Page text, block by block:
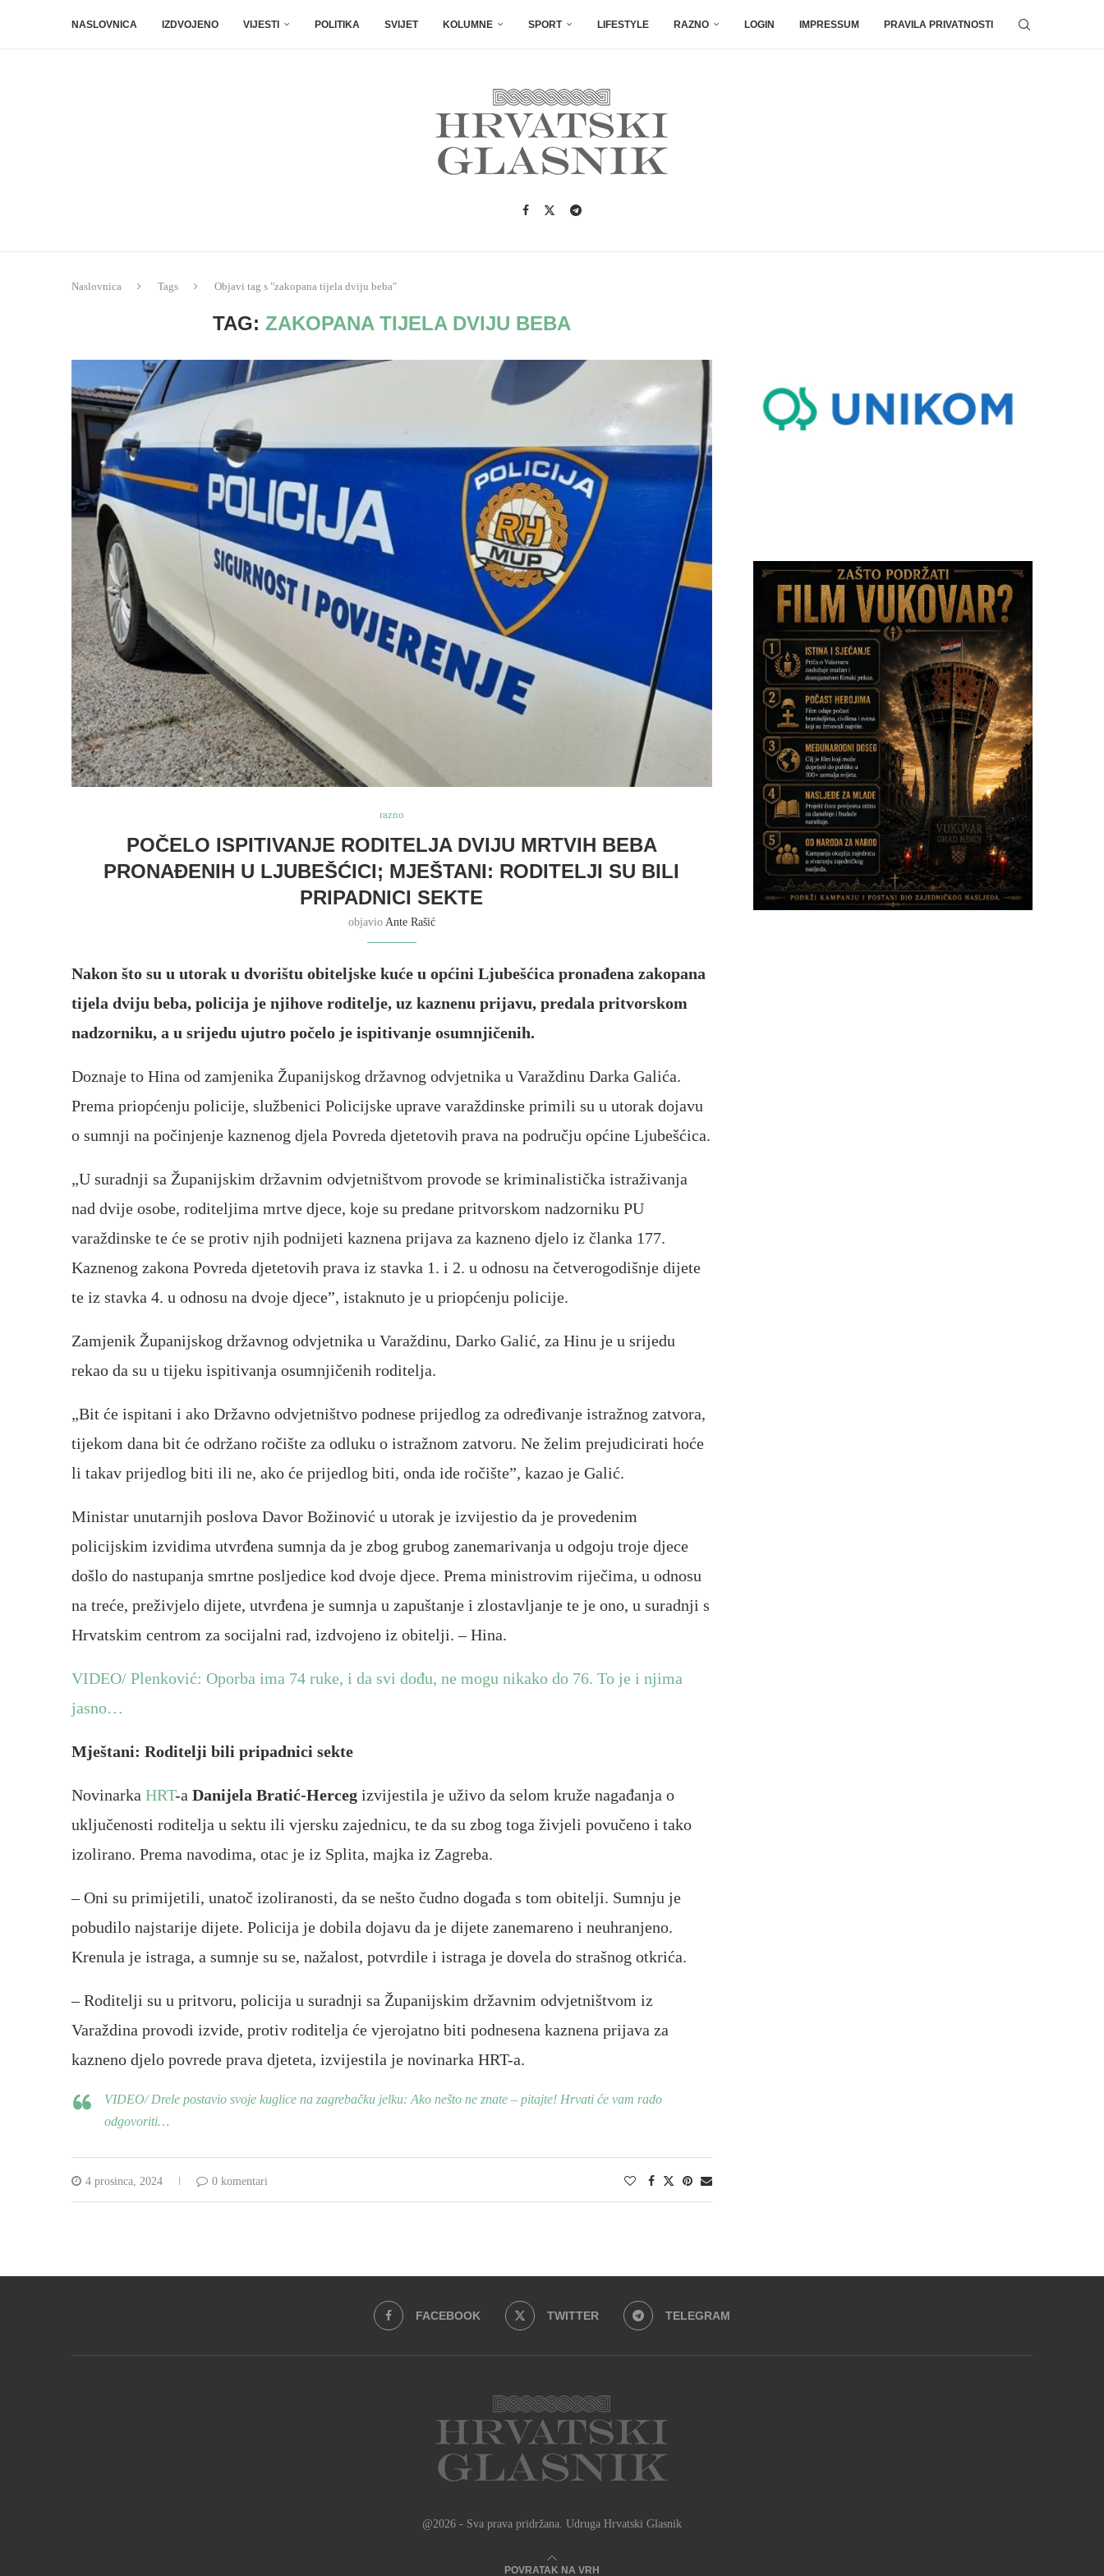
NASLOVNICA IZDVOJENO VIJESTI POLITIKA SVIJET KOLUMNE SPORT LIFESTYLE RAZNO LOGIN IMPRESSUM PRAVILA PRIVATNOSTI
Naslovnica Tags Objavi tag s "zakopana tijela dviju beba"
TAG: ZAKOPANA TIJELA DVIJU BEBA
razno
POČELO ISPITIVANJE RODITELJA DVIJU MRTVIH BEBA
PRONAĐENIH U LJUBEŠĆICI; MJEŠTANI: RODITELJI SU BILI
PRIPADNICI SEKTE
objavio Ante Rašić
Nakon što su u utorak u dvorištu obiteljske kuće u općini Ljubešćica pronađena zakopana
tijela dviju beba, policija je njihove roditelje, uz kaznenu prijavu, predala pritvorskom
nadzorniku, a u srijedu ujutro počelo je ispitivanje osumnjičenih.
Doznaje to Hina od zamjenika Županijskog državnog odvjetnika u Varaždinu Darka Galića.
Prema priopćenju policije, službenici Policijske uprave varaždinske primili su u utorak dojavu
o sumnji na počinjenje kaznenog djela Povreda djetetovih prava na području općine Ljubešćica.
„U suradnji sa Županijskim državnim odvjetništvom provode se kriminalistička istraživanja
nad dvije osobe, roditeljima mrtve djece, koje su predane pritvorskom nadzorniku PU
varaždinske te će se protiv njih podnijeti kaznena prijava za kazneno djelo iz članka 177.
Kaznenog zakona Povreda djetetovih prava iz stavka 1. i 2. u odnosu na četverogodišnje dijete
te iz stavka 4. u odnosu na dvoje djece”, istaknuto je u priopćenju policije.
Zamjenik Županijskog državnog odvjetnika u Varaždinu, Darko Galić, za Hinu je u srijedu
rekao da su u tijeku ispitivanja osumnjičenih roditelja.
„Bit će ispitani i ako Državno odvjetništvo podnese prijedlog za određivanje istražnog zatvora,
tijekom dana bit će održano ročište za odluku o istražnom zatvoru. Ne želim prejudicirati hoće
li takav prijedlog biti ili ne, ako će prijedlog biti, onda ide ročište”, kazao je Galić.
Ministar unutarnjih poslova Davor Božinović u utorak je izvijestio da je provedenim
policijskim izvidima utvrđena sumnja da je zbog grubog zanemarivanja u odgoju troje djece
došlo do nastupanja smrtne posljedice kod dvoje djece. Prema ministrovim riječima, u odnosu
na treće, preživjelo dijete, utvrđena je sumnja u zapuštanje i zlostavljanje te je ono, u suradnji s
Hrvatskim centrom za socijalni rad, izdvojeno iz obitelji. – Hina.
VIDEO/ Plenković: Oporba ima 74 ruke, i da svi dođu, ne mogu nikako do 76. To je i njima
jasno…
Mještani: Roditelji bili pripadnici sekte
Novinarka HRT-a Danijela Bratić-Herceg izvijestila je uživo da selom kruže nagađanja o
uključenosti roditelja u sektu ili vjersku zajednicu, te da su zbog toga živjeli povučeno i tako
izolirano. Prema navodima, otac je iz Splita, majka iz Zagreba.
– Oni su primijetili, unatoč izoliranosti, da se nešto čudno događa s tom obitelji. Sumnju je
pobudilo najstarije dijete. Policija je dobila dojavu da je dijete zanemareno i neuhranjeno.
Krenula je istraga, a sumnje su se, nažalost, potvrdile i istraga je dovela do strašnog otkrića.
– Roditelji su u pritvoru, policija u suradnji sa Županijskim državnim odvjetništvom iz
Varaždina provodi izvide, protiv roditelja će vjerojatno biti podnesena kaznena prijava za
kazneno djelo povrede prava djeteta, izvijestila je novinarka HRT-a.
VIDEO/ Drele postavio svoje kuglice na zagrebačku jelku: Ako nešto ne znate – pitajte! Hrvati će vam rado
odgovoriti…
4 prosinca, 2024 0 komentari
FACEBOOK TWITTER TELEGRAM
@2026 - Sva prava pridržana. Udruga Hrvatski Glasnik
POVRATAK NA VRH